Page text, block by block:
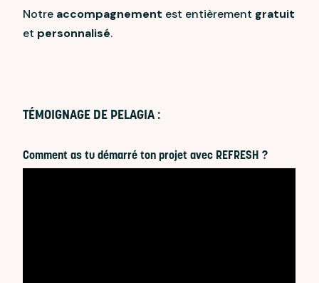
Notre accompagnement est entièrement gratuit
et personnalisé.
TÉMOIGNAGE DE PELAGIA :
Comment as tu démarré ton projet avec REFRESH ?